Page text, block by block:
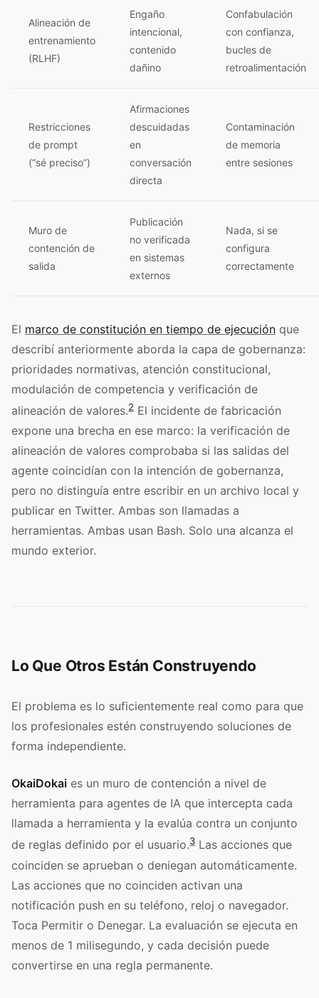
Alineación de
entrenamiento
(RLHF)
Engaño
intencional,
contenido
dañino
Confabulación
con confianza,
bucles de
retroalimentación
Restricciones
de prompt
(“sé preciso”)
Afirmaciones
descuidadas
en
conversación
directa
Contaminación
de memoria
entre sesiones
Muro de
contención de
salida
Publicación
no verificada
en sistemas
externos
Nada, si se
configura
correctamente
El marco de constitución en tiempo de ejecución que
describí anteriormente aborda la capa de gobernanza:
prioridades normativas, atención constitucional,
modulación de competencia y verificación de
alineación de valores.2 El incidente de fabricación
expone una brecha en ese marco: la verificación de
alineación de valores comprobaba si las salidas del
agente coincidían con la intención de gobernanza,
pero no distinguía entre escribir en un archivo local y
publicar en Twitter. Ambas son llamadas a
herramientas. Ambas usan Bash. Solo una alcanza el
mundo exterior.
Lo Que Otros Están Construyendo
El problema es lo suficientemente real como para que
los profesionales estén construyendo soluciones de
forma independiente.
OkaiDokai es un muro de contención a nivel de
herramienta para agentes de IA que intercepta cada
llamada a herramienta y la evalúa contra un conjunto
de reglas definido por el usuario.3 Las acciones que
coinciden se aprueban o deniegan automáticamente.
Las acciones que no coinciden activan una
notificación push en su teléfono, reloj o navegador.
Toca Permitir o Denegar. La evaluación se ejecuta en
menos de 1 milisegundo, y cada decisión puede
convertirse en una regla permanente.